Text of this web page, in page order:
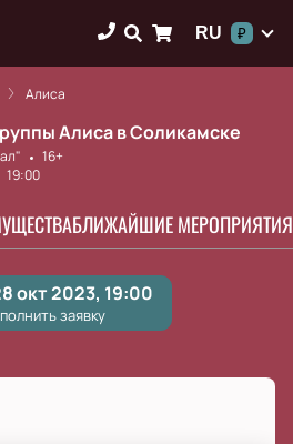
RU ₽
Алиса
Алиса в Соликамске
16+
19:00
БЛИЖАЙШИЕ МЕРОПРИЯТИЯ